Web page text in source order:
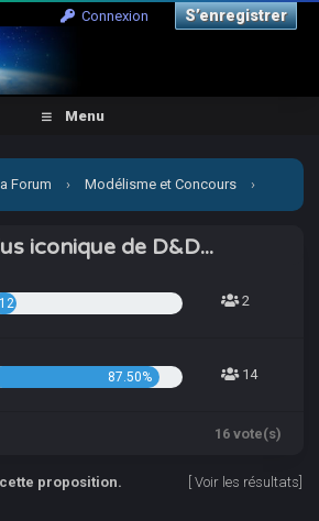
Connexion S’enregistrer
Menu
Forum › Modélisme et Concours ›
[CCCP] Pas de repos pour kage-nashin
iconique de D&D...
12.50% 2
87.50% 14
16 vote(s)
proposition. Voir les résultats